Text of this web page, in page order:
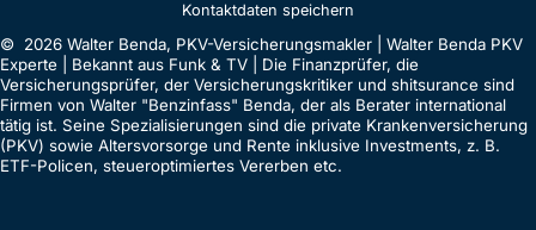
Kontaktdaten speichern
© 2026 Walter Benda, PKV-Versicherungsmakler | Walter Benda PKV
Experte | Bekannt aus Funk & TV | Die Finanzprüfer, die
Versicherungsprüfer, der Versicherungskritiker und shitsurance sind
Firmen von Walter "Benzinfass" Benda, der als Berater international
tätig ist. Seine Spezialisierungen sind die private Krankenversicherung
(PKV) sowie Altersvorsorge und Rente inklusive Investments, z. B.
ETF-Policen, steueroptimiertes Vererben etc.